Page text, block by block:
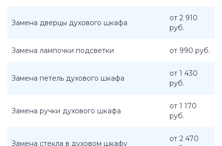
Замена дверцы духового шкафа
от 2 910
руб.
Замена лампочки подсветки от 990 руб.
Замена петель духового шкафа
от 1 430
руб.
Замена ручки духового шкафа
от 1 170
руб.
Замена стекла в духовом шкафу
от 2 470